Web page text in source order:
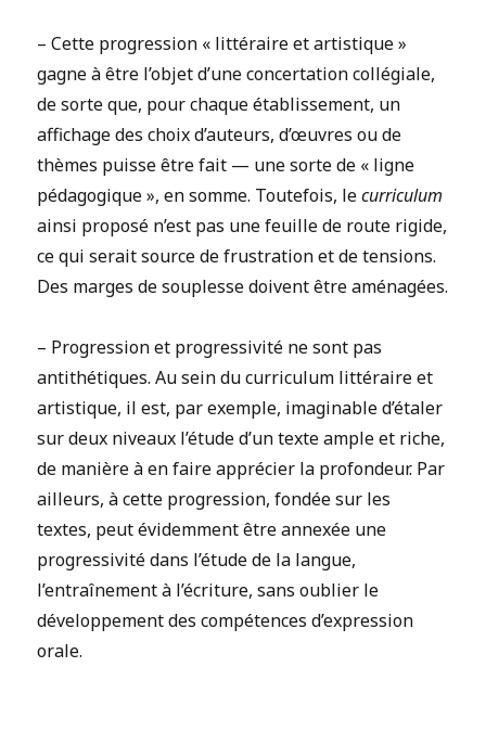
– Cette progression « littéraire et artistique »
gagne à être l’objet d’une concertation collégiale,
de sorte que, pour chaque établissement, un
affichage des choix d’auteurs, d’œuvres ou de
thèmes puisse être fait — une sorte de « ligne
pédagogique », en somme. Toutefois, lecurriculum
ainsi proposé n’est pas une feuille de route rigide,
ce qui serait source de frustration et de tensions.
Des marges de souplesse doivent être aménagées.
– Progression et progressivité ne sont pas
antithétiques. Au sein du curriculum littéraire et
artistique, il est, par exemple, imaginable d’étaler
sur deux niveaux l’étude d’un texte ample et riche,
de manière à en faire apprécier la profondeur. Par
ailleurs, à cette progression, fondée sur les
textes, peut évidemment être annexée une
progressivité dans l’étude de la langue,
l’entraînement à l’écriture, sans oublier le
développement des compétences d’expression
orale.